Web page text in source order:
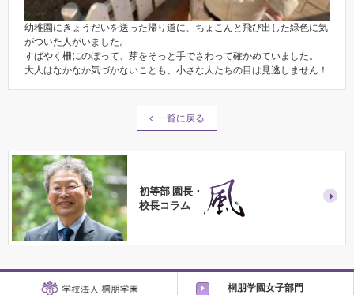
幼稚園にきょうだいを送った帰り道に、ちょこんと飛び出した緑色に気
がついた人がいました。
すばやく柵にのぼって、芽をそっと手でさわって確かめていました。
大人はなかなか気づかないことも、小さな人たちの目は見逃しません！
一覧に戻る
初等部 園長・
校長コラム
桐朋学園女子部門